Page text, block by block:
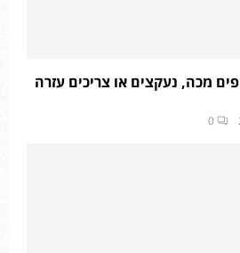
מכה, נעקצים או צריכים עזרה
0